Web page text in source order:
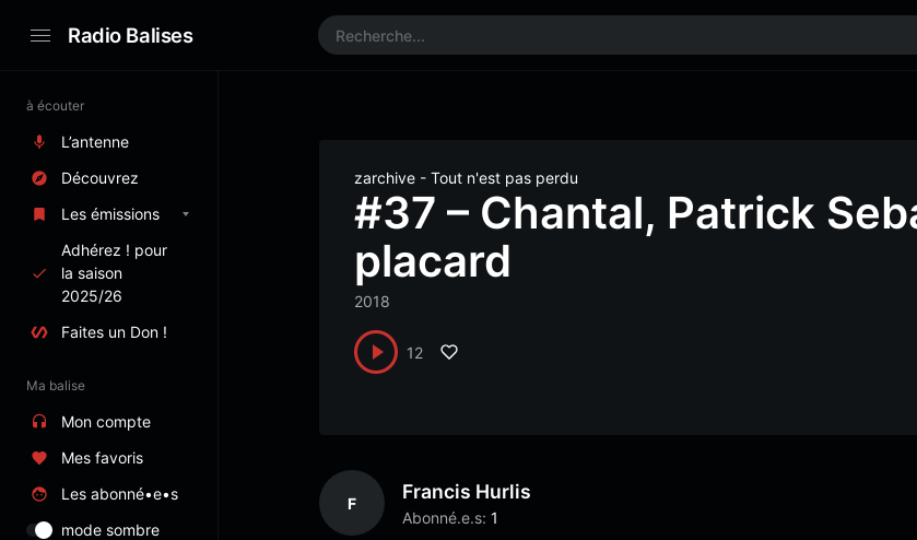
Radio Balises
à écouter
L’antenne
Découvrez
Les émissions
Adhérez ! pour
la saison
2025/26
Faites un Don !
Ma balise
Mon compte
Mes favoris
Les abonné•e•s
mode sombre
zarchive - Tout n'est pas perdu
#37 – Chantal, Patrick
placard
2018
12
F Francis Hurlis
Abonné.e.s: 1